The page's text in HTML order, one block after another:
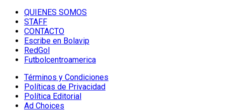
QUIENES SOMOS
STAFF
CONTACTO
Escribe en Bolavip
RedGol
Futbolcentroamerica
Términos y Condiciones
Políticas de Privacidad
Política Editorial
Ad Choices